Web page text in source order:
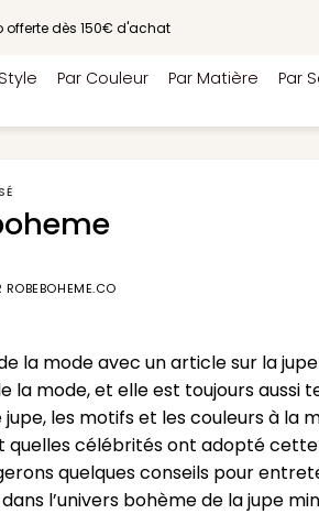
dès 150€ d'achat
Par Couleur Par Matière Par
ROBEBOHEME.CO
la mode avec un article sur la
mode, et elle est toujours aussi
les motifs et les couleurs à la
quelles célébrités ont adopté
quelques conseils pour
l’univers bohème de la jupe mini